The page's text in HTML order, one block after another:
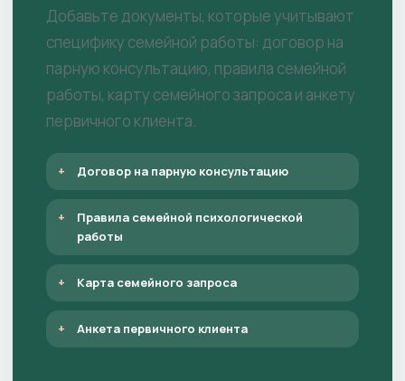
Добавьте документы, которые учитывают
специфику семейной работы: договор на
парную консультацию, правила семейной
работы, карту семейного запроса и анкету
первичного клиента.
Договор на парную консультацию
Правила семейной психологической
работы
Карта семейного запроса
Анкета первичного клиента